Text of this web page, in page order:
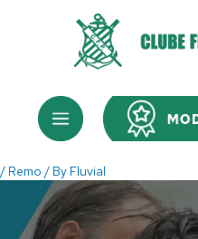
Menu
/ Remo / By Fluvial